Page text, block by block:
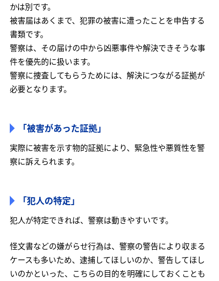
かは別です。
被害届はあくまで、犯罪の被害に遭ったことを申告する
書類です。
警察は、その届けの中から凶悪事件や解決できそうな事
件を優先的に扱います。
警察に捜査してもらうためには、解決につながる証拠が
必要となります。
「被害があった証拠」
実際に被害を示す物的証拠により、緊急性や悪質性を警
察に訴えられます。
「犯人の特定」
犯人が特定できれば、警察は動きやすいです。
怪文書などの嫌がらせ行為は、警察の警告により収まる
ケースも多いため、逮捕してほしいのか、警告してほし
いのかといった、こちらの目的を明確にしておくことも